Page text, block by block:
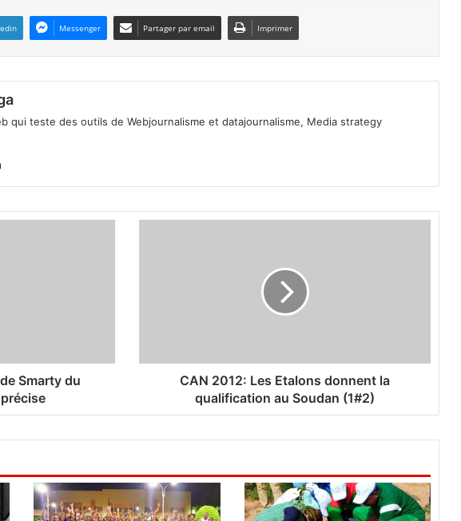
Messenger Partager par email Imprimer
qui teste des outils de Webjournalisme et datajournalisme, Media strategy
ke
Smarty du
L
E
o
n
s
CAN 2012: Les Etalons donnent la
qualification au Soudan (1#2)